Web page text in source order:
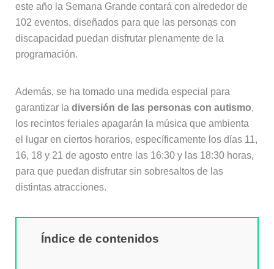
este año la Semana Grande contará con alrededor de
102 eventos, diseñados para que las personas con
discapacidad puedan disfrutar plenamente de la
programación.
Además, se ha tomado una medida especial para
garantizar la diversión de las personas con autismo,
los recintos feriales apagarán la música que ambienta
el lugar en ciertos horarios, específicamente los días 11,
16, 18 y 21 de agosto entre las 16:30 y las 18:30 horas,
para que puedan disfrutar sin sobresaltos de las
distintas atracciones.
Índice de contenidos